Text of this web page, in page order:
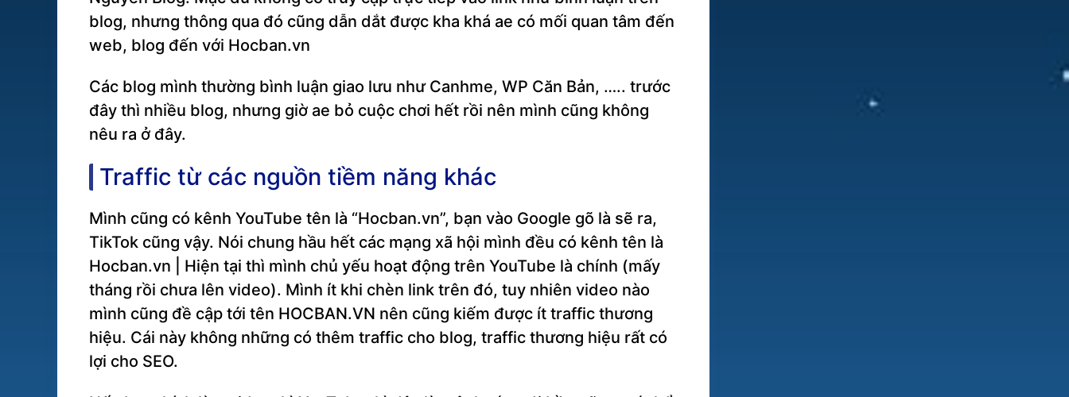
blog, nhưng thông qua đó cũng dẫn dắt được kha khá ae có mối quan tâm đến
web, blog đến với Hocban.vn
Các blog mình thường bình luận giao lưu như Canhme, WP Căn Bản, ….. trước
đây thì nhiều blog, nhưng giờ ae bỏ cuộc chơi hết rồi nên mình cũng không
nêu ra ở đây.
Traffic từ các nguồn tiềm năng khác
Mình cũng có kênh YouTube tên là “Hocban.vn”, bạn vào Google gõ là sẽ ra,
TikTok cũng vậy. Nói chung hầu hết các mạng xã hội mình đều có kênh tên là
Hocban.vn | Hiện tại thì mình chủ yếu hoạt động trên YouTube là chính (mấy
tháng rồi chưa lên video). Mình ít khi chèn link trên đó, tuy nhiên video nào
mình cũng đề cập tới tên HOCBAN.VN nên cũng kiếm được ít traffic thương
hiệu. Cái này không những có thêm traffic cho blog, traffic thương hiệu rất có
lợi cho SEO.